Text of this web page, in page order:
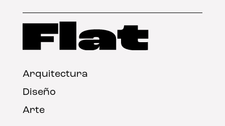
Arquitectura
Diseño
Arte